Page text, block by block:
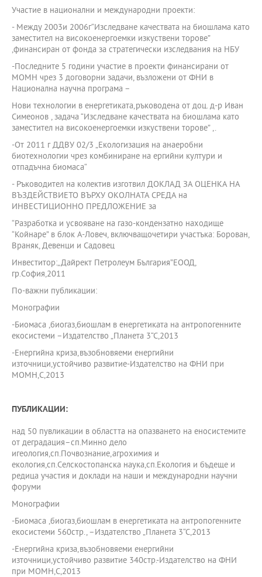
Участие в национални и международни проекти:
- Между 2003и 2006г“Изследване качествата на биошлама като
заместител на високоенергоемки изкуствени торове”
,финансиран от фонда за стратегически изследвания на НБУ
-Последните 5 години участие в проекти финансирани от
МОМН чрез 3 договорни задачи, възложени от ФНИ в
Национална научна програма –
Нови технологии в енергетиката,ръководена от доц. д-р Иван
Симеонов , задача “Изследване качествата на биошлама като
заместител на високоенергоемки изкуствени торове” ,.
-От 2011 г ДДВУ 02/3 „Екологизация на анаеробни
биотехнологии чрез комбиниране на ергийни култури и
отпадъчна биомаса“
- Ръководител на колектив изготвил ДОКЛАД ЗА ОЦЕНКА НА
ВЪЗДЕЙСТВИЕТО ВЪРХУ ОКОЛНАТА СРЕДА на
ИНВЕСТИЦИОННО ПРЕДЛОЖЕНИЕ за
“Разработка и усвояване на газо-кондензатно находище
“Койнаре” в блок А-Ловеч, включващочетири участъка: Борован,
Враняк, Девенци и Садовец
Инвеститор:„Дайрект Петролеум България”ЕООД,
гр.София,2011
По-важни публикации:
Монографии
-Биомаса ,биогаз,биошлам в енергетиката на антропогенните
екосистеми –Издателство „Планета 3“С,2013
-Енергийна криза,възобновяеми енергийни
източници,устойчиво развитие-Издателство на ФНИ при
МОМН,С,2013
ПУБЛИКАЦИИ:
над 50 пувликации в областта на опазването на еносистемите
от деградация–сп.Минно дело
игеология,сп.Почвознание,агрохимия и
екология,сп.Селскостопанска наука,сп.Екология и бъдеще и
редица участия и доклади на наши и международни научни
форуми
Монографии
-Биомаса ,биогаз,биошлам в енергетиката на антропогенните
екосистеми 560стр., –Издателство „Планета 3“С,2013
-Енергийна криза,възобновяеми енергийни
източници,устойчиво развитие 340стр.-Издателство на ФНИ
при МОМН,С,2013